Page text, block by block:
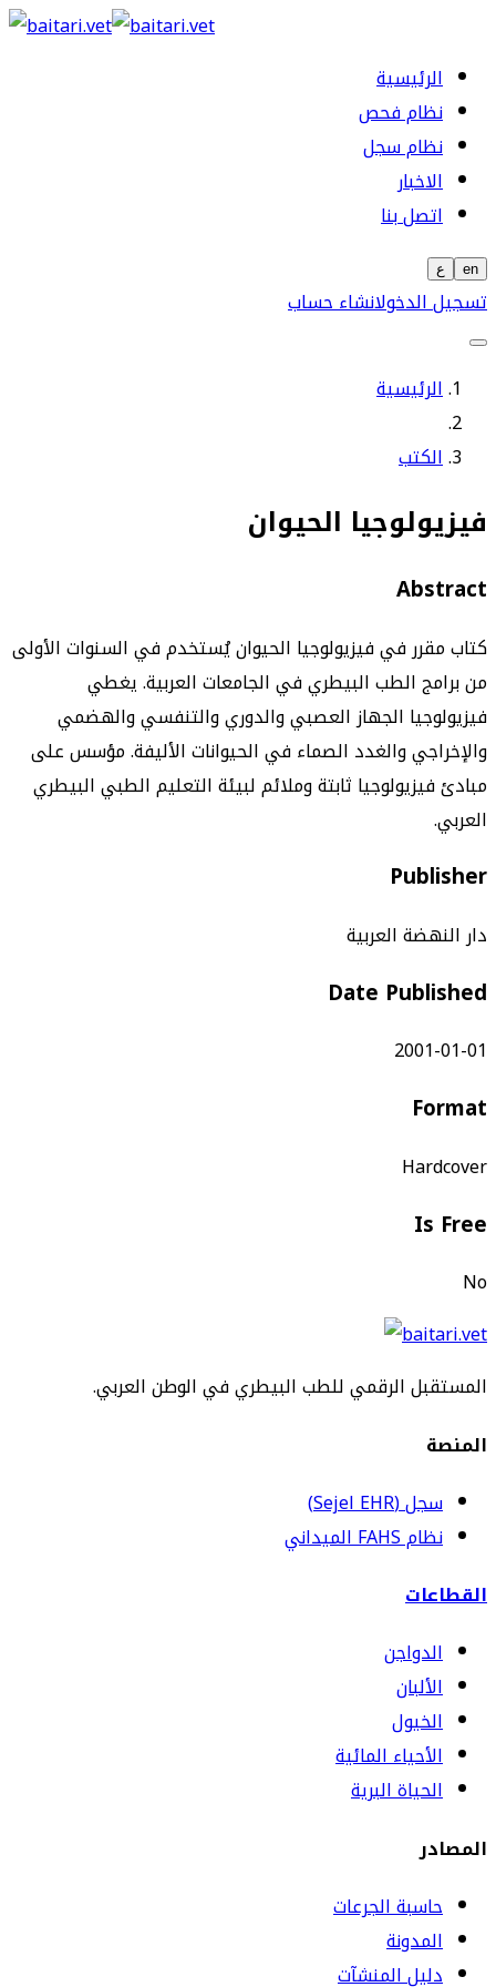
الرئيسية
نظام فحص
نظام سجل
الاخبار
اتصل بنا
en ع
تسجيل الدخولانشاء حساب
الرئيسية
الكتب
فيزيولوجيا الحيوان
Abstract
كتاب مقرر في فيزيولوجيا الحيوان يُستخدم في السنوات الأولى
من برامج الطب البيطري في الجامعات العربية. يغطي
فيزيولوجيا الجهاز العصبي والدوري والتنفسي والهضمي
والإخراجي والغدد الصماء في الحيوانات الأليفة. مؤسس على
مبادئ فيزيولوجيا ثابتة وملائم لبيئة التعليم الطبي البيطري
العربي.
Publisher
دار النهضة العربية
Date Published
2001-01-01
Format
Hardcover
Is Free
No
المستقبل الرقمي للطب البيطري في الوطن العربي.
المنصة
سجل (Sejel EHR)
نظام FAHS الميداني
القطاعات
الدواجن
الألبان
الخيول
الأحياء المائية
الحياة البرية
المصادر
حاسبة الجرعات
المدونة
دليل المنشآت